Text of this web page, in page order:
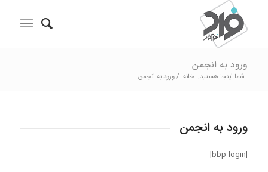
ورود به انجمن
شما اینجا هستید: خانه / ورود به انجمن
ورود به انجمن
[bbp-login]